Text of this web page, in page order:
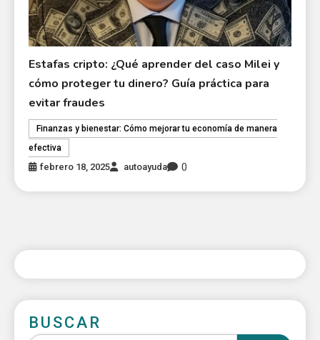
Estafas cripto: ¿Qué aprender del caso Milei y
cómo proteger tu dinero? Guía práctica para
evitar fraudes
Finanzas y bienestar: Cómo mejorar tu economía de manera
efectiva
febrero 18, 2025 autoayuda 0
BUSCAR